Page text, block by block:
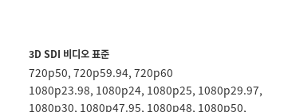
3D SDI 비디오 표준
720p50, 720p59.94, 720p60
1080p23.98, 1080p24, 1080p25, 1080p29.97,
1080p30, 1080p47.95, 1080p48, 1080p50,